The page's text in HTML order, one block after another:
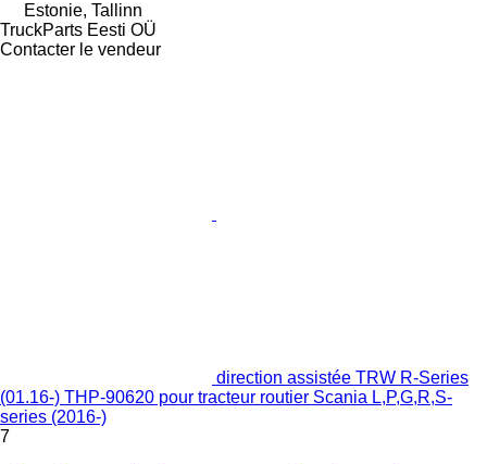
Estonie, Tallinn
TruckParts Eesti OÜ
Contacter le vendeur
direction assistée TRW R-Series
(01.16-) THP-90620 pour tracteur routier Scania L,P,G,R,S-
series (2016-)
7